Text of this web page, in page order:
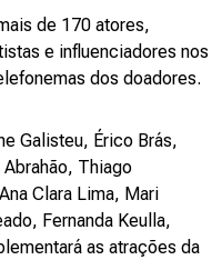
de 170 atores,
e influenciadores nos
dos doadores.
Galisteu, Érico Brás,
Abrahão, Thiago
Clara Lima, Mari
Fernanda Keulla,
as atrações da